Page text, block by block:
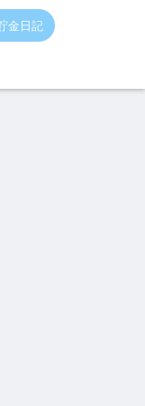
金日記